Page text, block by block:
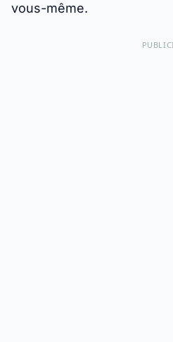
vous-même.